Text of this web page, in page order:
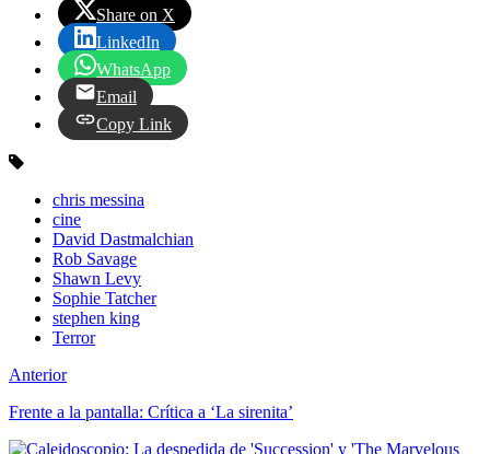
Share on X
LinkedIn
WhatsApp
Email
Copy Link
chris messina
cine
David Dastmalchian
Rob Savage
Shawn Levy
Sophie Tatcher
stephen king
Terror
Anterior
Frente a la pantalla: Crítica a ‘La sirenita’